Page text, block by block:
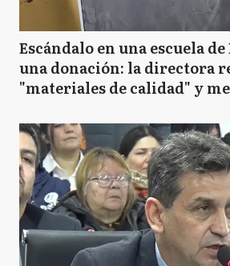
Escándalo en una escuela
una donación: la directora
"materiales de calidad" y